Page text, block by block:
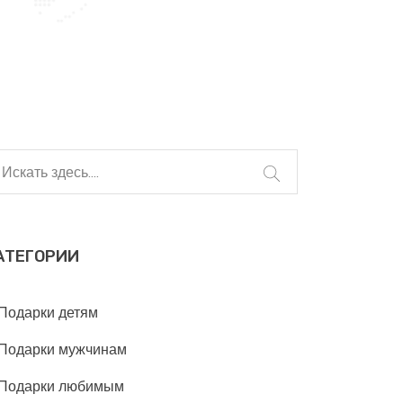
детям
мужчинам
любимым